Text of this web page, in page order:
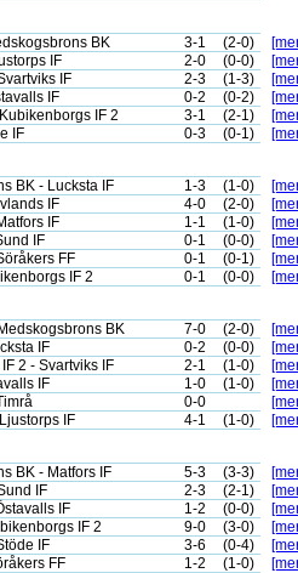
BK 3-1 (2-0)
IF 2-0 (0-0)
IF 2-3 (1-3)
IF 0-2 (0-2)
IF 2 3-1 (2-1)
IF 0-3 (0-1)
BK - Lucksta IF 1-3 (1-0)
IF 4-0 (2-0)
IF 1-1 (1-0)
IF 0-1 (0-0)
FF 0-1 (0-1)
IF 2 0-1 (0-0)
BK 7-0 (2-0)
IF 0-2 (0-0)
2 - Svartviks IF 2-1 (1-0)
IF 1-0 (1-0)
0-0
IF 4-1 (1-0)
BK - Matfors IF 5-3 (3-3)
IF 2-3 (2-1)
IF 1-2 (0-0)
IF 2 9-0 (3-0)
IF 3-6 (0-4)
FF 1-2 (1-0)